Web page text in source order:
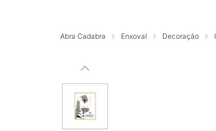
Abra Cadabra Enxoval Decoração